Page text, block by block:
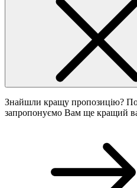
Знайшли кращу пропозицію?
запропонуємо Вам ще кращий